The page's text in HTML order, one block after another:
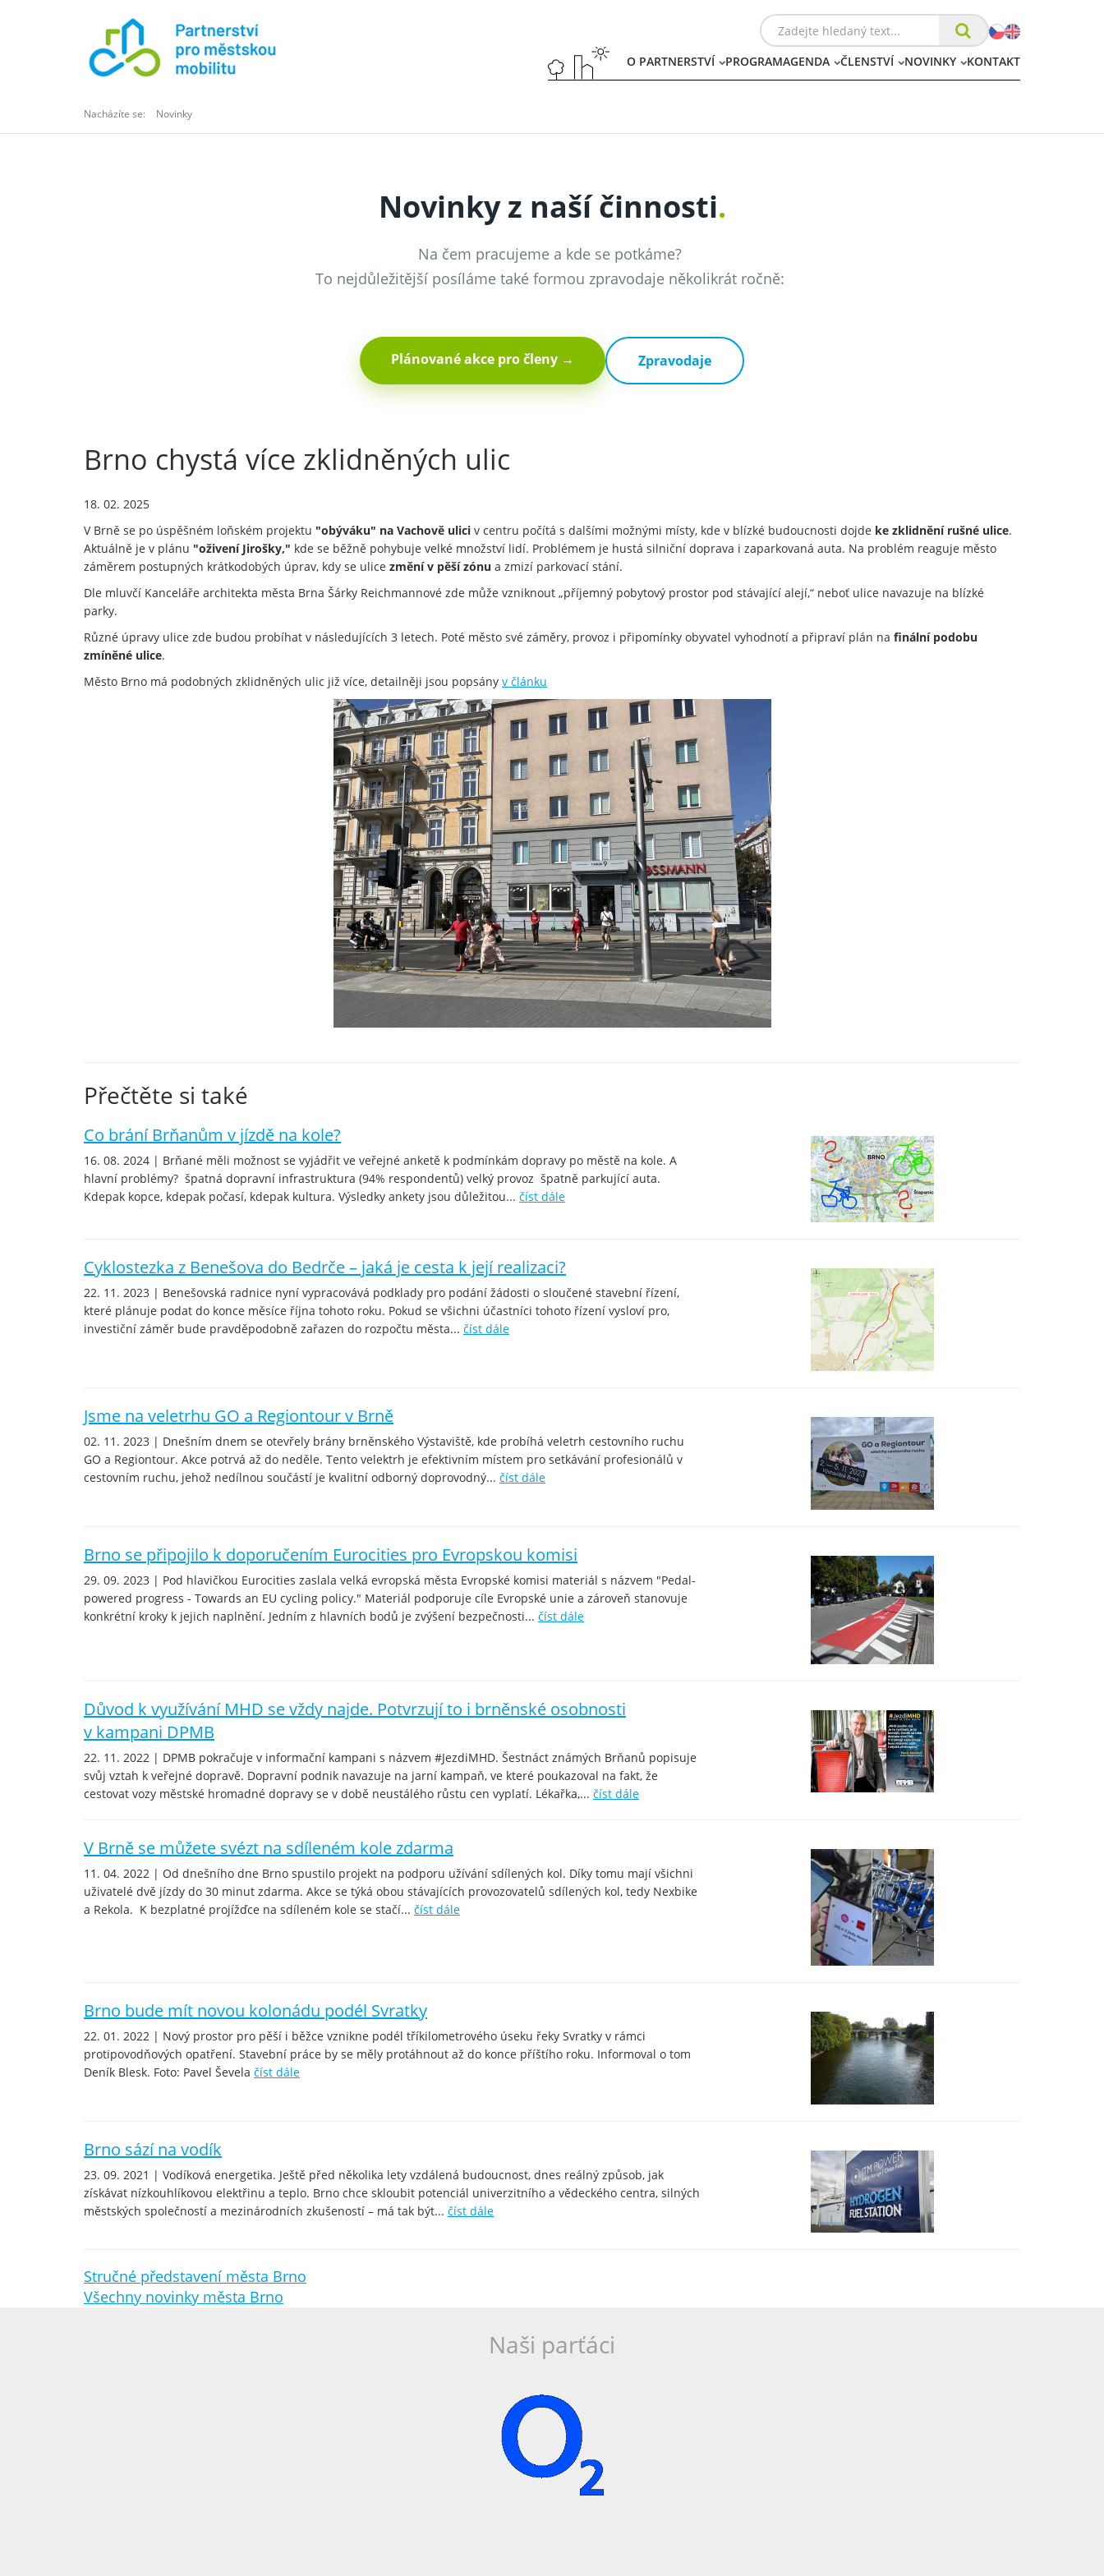
O PARTNERSTVÍ PROGRAMAGENDA ČLENSTVÍ NOVINKY KONTAKT
Nacházíte se: Novinky
Novinky z naší činnosti.
Na čem pracujeme a kde se potkáme?
To nejdůležitější posíláme také formou zpravodaje několikrát ročně:
Plánované akce pro členy → Zpravodaje
Brno chystá více zklidněných ulic
18. 02. 2025
V Brně se po úspěšném loňském projektu "obýváku" na Vachově ulici v centru počítá s dalšími možnými místy, kde v blízké budoucnosti dojde ke zklidnění rušné ulice.
Aktuálně je v plánu "oživení Jirošky," kde se běžně pohybuje velké množství lidí. Problémem je hustá silniční doprava i zaparkovaná auta. Na problém reaguje město
záměrem postupných krátkodobých úprav, kdy se ulice změní v pěší zónu a zmizí parkovací stání.
Dle mluvčí Kanceláře architekta města Brna Šárky Reichmannové zde může vzniknout „příjemný pobytový prostor pod stávající alejí,“ neboť ulice navazuje na blízké
parky.
Různé úpravy ulice zde budou probíhat v následujících 3 letech. Poté město své záměry, provoz i připomínky obyvatel vyhodnotí a připraví plán na finální podobu
zmíněné ulice.
Město Brno má podobných zklidněných ulic již více, detailněji jsou popsány v článku
Přečtěte si také
Co brání Brňanům v jízdě na kole?
16. 08. 2024 | Brňané měli možnost se vyjádřit ve veřejné anketě k podmínkám dopravy po městě na kole. A
hlavní problémy? špatná dopravní infrastruktura (94% respondentů) velký provoz špatně parkující auta.
Kdepak kopce, kdepak počasí, kdepak kultura. Výsledky ankety jsou důležitou... číst dále
Cyklostezka z Benešova do Bedrče – jaká je cesta k její realizaci?
22. 11. 2023 | Benešovská radnice nyní vypracovává podklady pro podání žádosti o sloučené stavební řízení,
které plánuje podat do konce měsíce října tohoto roku. Pokud se všichni účastníci tohoto řízení vysloví pro,
investiční záměr bude pravděpodobně zařazen do rozpočtu města... číst dále
Jsme na veletrhu GO a Regiontour v Brně
02. 11. 2023 | Dnešním dnem se otevřely brány brněnského Výstaviště, kde probíhá veletrh cestovního ruchu
GO a Regiontour. Akce potrvá až do neděle. Tento velektrh je efektivním místem pro setkávání profesionálů v
cestovním ruchu, jehož nedílnou součástí je kvalitní odborný doprovodný... číst dále
Brno se připojilo k doporučením Eurocities pro Evropskou komisi
29. 09. 2023 | Pod hlavičkou Eurocities zaslala velká evropská města Evropské komisi materiál s názvem "Pedal-
powered progress - Towards an EU cycling policy." Materiál podporuje cíle Evropské unie a zároveň stanovuje
konkrétní kroky k jejich naplnění. Jedním z hlavních bodů je zvýšení bezpečnosti... číst dále
Důvod k využívání MHD se vždy najde. Potvrzují to i brněnské osobnosti
v kampani DPMB
22. 11. 2022 | DPMB pokračuje v informační kampani s názvem #JezdiMHD. Šestnáct známých Brňanů popisuje
svůj vztah k veřejné dopravě. Dopravní podnik navazuje na jarní kampaň, ve které poukazoval na fakt, že
cestovat vozy městské hromadné dopravy se v době neustálého růstu cen vyplatí. Lékařka,... číst dále
V Brně se můžete svézt na sdíleném kole zdarma
11. 04. 2022 | Od dnešního dne Brno spustilo projekt na podporu užívání sdílených kol. Díky tomu mají všichni
uživatelé dvě jízdy do 30 minut zdarma. Akce se týká obou stávajících provozovatelů sdílených kol, tedy Nexbike
a Rekola. K bezplatné projížďce na sdíleném kole se stačí... číst dále
Brno bude mít novou kolonádu podél Svratky
22. 01. 2022 | Nový prostor pro pěší i běžce vznikne podél tříkilometrového úseku řeky Svratky v rámci
protipovodňových opatření. Stavební práce by se měly protáhnout až do konce příštího roku. Informoval o tom
Deník Blesk. Foto: Pavel Ševela číst dále
Brno sází na vodík
23. 09. 2021 | Vodíková energetika. Ještě před několika lety vzdálená budoucnost, dnes reálný způsob, jak
získávat nízkouhlíkovou elektřinu a teplo. Brno chce skloubit potenciál univerzitního a vědeckého centra, silných
městských společností a mezinárodních zkušeností – má tak být... číst dále
Stručné představení města Brno
Všechny novinky města Brno
Naši parťáci